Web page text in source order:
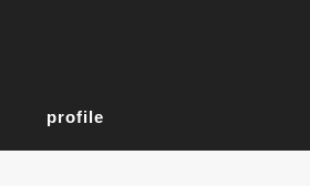
profile